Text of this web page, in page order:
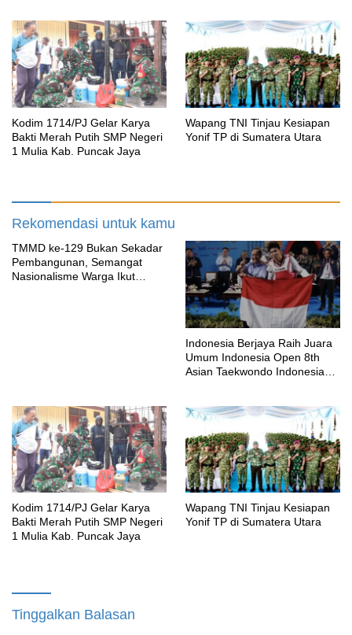
Kodim 1714/PJ Gelar Karya
Bakti Merah Putih SMP Negeri
1 Mulia Kab. Puncak Jaya
Wapang TNI Tinjau Kesiapan
Yonif TP di Sumatera Utara
Rekomendasi untuk kamu
TMMD ke-129 Bukan Sekadar
Pembangunan, Semangat
Nasionalisme Warga Ikut
Indonesia Berjaya Raih Juara
Umum Indonesia Open 8th
Asian Taekwondo Indonesia
Kodim 1714/PJ Gelar Karya
Bakti Merah Putih SMP Negeri
1 Mulia Kab. Puncak Jaya
Wapang TNI Tinjau Kesiapan
Yonif TP di Sumatera Utara
Tinggalkan Balasan